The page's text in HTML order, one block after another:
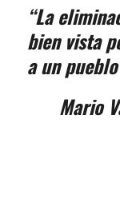
“La
bien vista
a un
Mario